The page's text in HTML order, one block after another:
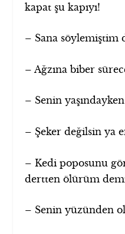
kapat şu kapıyı!
– Sana söylemiştim
– Ağzına biber
– Senin
– Şeker değilsin ya
– Kedi poposunu
dertten ölürüm
– Senin yüzünden